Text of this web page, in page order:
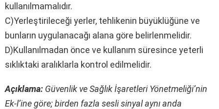
kullanılmamalıdır.
C)Yerleştirileceği yerler, tehlikenin büyüklüğüne ve
bunların uygulanacağı alana göre belirlenmelidir.
D)Kullanılmadan önce ve kullanım süresince yeterli
sıklıktaki aralıklarla kontrol edilmelidir.
Açıklama: Güvenlik ve Sağlık İşaretleri Yönetmeliği’nin
Ek-l’ine göre; birden fazla sesli sinyal aynı anda